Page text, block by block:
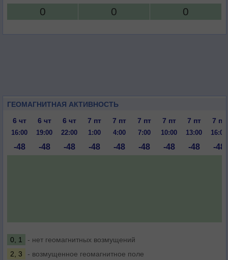
0 0 0
ГЕОМАГНИТНАЯ АКТИВНОСТЬ
6 чт
6 чт 6 чт 7 пт 7 пт 7 пт 7 пт 7 пт 7 пт
16:00 19:00 22:00 1:00 4:00 7:00 10:00 13:00 16:00
-48 -48 -48 -48 -48 -48 -48 -48 -48
0, 1
- нет геомагнитных возмущений
2, 3
- возмущенное геомагнитное поле